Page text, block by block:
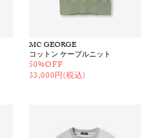
MC GEORGE
コットン ケーブルニット
50%OFF
33,000円(税込)